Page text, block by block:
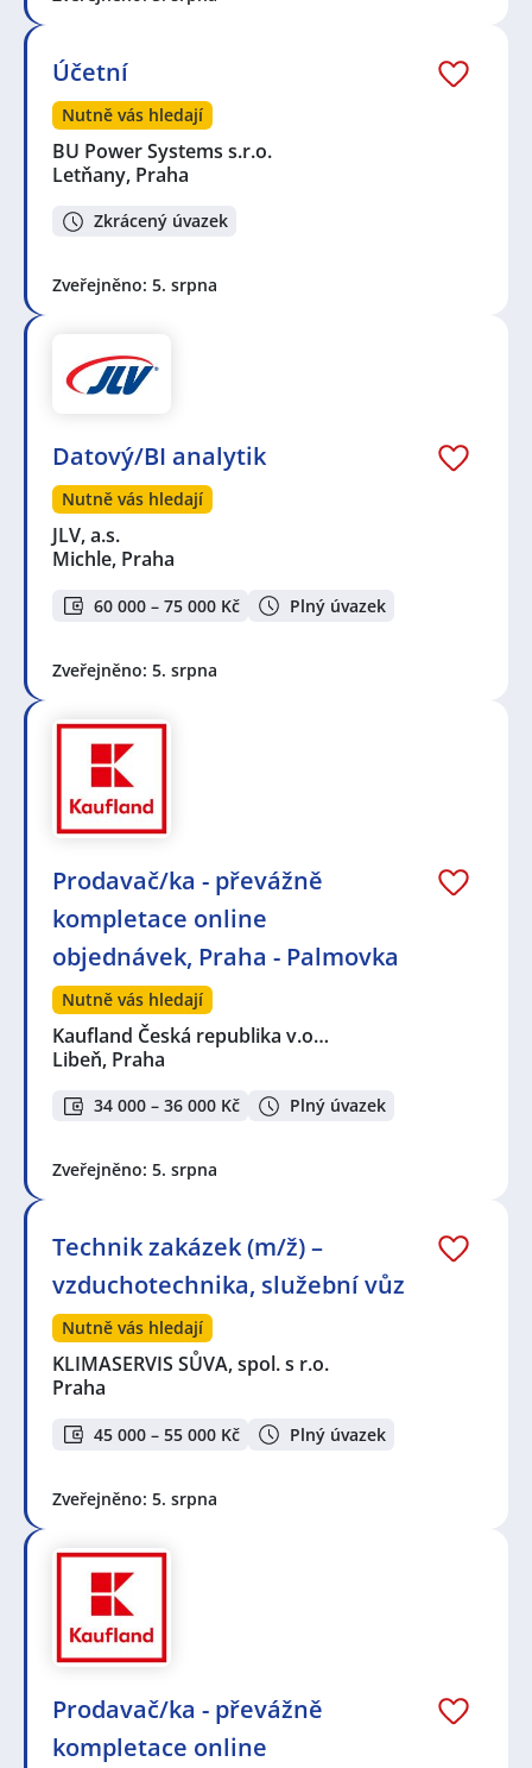
Účetní
Nutně vás hledají
BU Power Systems s.r.o.
Letňany, Praha
Zkrácený úvazek
Zveřejněno: 5. srpna
Datový/BI analytik
Nutně vás hledají
JLV, a.s.
Michle, Praha
60 000 – 75 000 Kč Plný úvazek
Zveřejněno: 5. srpna
Prodavač/ka - převážně
kompletace online
objednávek, Praha - Palmovka
Nutně vás hledají
Kaufland Česká republika v.o…
Libeň, Praha
34 000 – 36 000 Kč Plný úvazek
Zveřejněno: 5. srpna
Technik zakázek (m/ž) –
vzduchotechnika, služební vůz
Nutně vás hledají
KLIMASERVIS SŮVA, spol. s r.o.
Praha
45 000 – 55 000 Kč Plný úvazek
Zveřejněno: 5. srpna
Prodavač/ka - převážně
kompletace online